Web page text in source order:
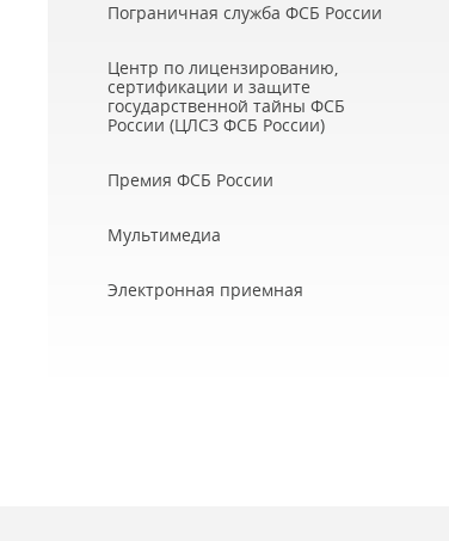
Пограничная служба ФСБ России
Центр по лицензированию,
сертификации и защите
государственной тайны ФСБ
России (ЦЛСЗ ФСБ России)
Премия ФСБ России
Мультимедиа
Электронная приемная